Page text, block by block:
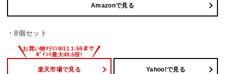
Amazonで見る
・8個セット
楽天市場で見る Yahoo!で見る